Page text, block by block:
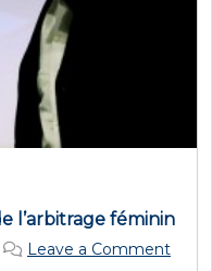
l’arbitrage féminin
Leave a Comment